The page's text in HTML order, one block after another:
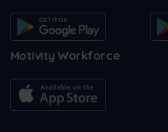
Motivity Workforce